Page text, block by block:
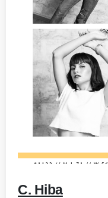
C. Hiba